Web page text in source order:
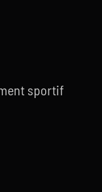
sportif